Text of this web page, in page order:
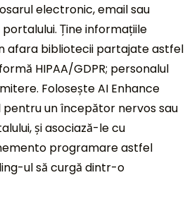
electronic, email sau
Ține informațiile
afara bibliotecii partajate astfel
HIPAA/GDPR; personalul
Folosește AI Enhance
un începător nervos sau
și asociază-le cu
programare astfel
ul să curgă dintr-o